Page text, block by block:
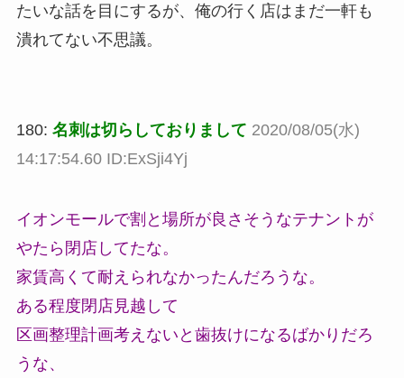
たいな話を目にするが、俺の行く店はまだ一軒も
潰れてない不思議。
180: 名刺は切らしておりまして 2020/08/05(水)
14:17:54.60 ID:ExSji4Yj
イオンモールで割と場所が良さそうなテナントが
やたら閉店してたな。
家賃高くて耐えられなかったんだろうな。
ある程度閉店見越して
区画整理計画考えないと歯抜けになるばかりだろ
うな、